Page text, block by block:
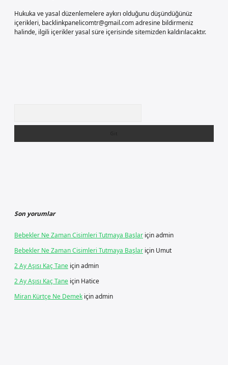
Hukuka ve yasal düzenlemelere aykırı olduğunu düşündüğünüz
içerikleri, backlinkpanelicomtr@gmail.comadresine bildirmeniz
halinde, ilgili içerikler yasal süre içerisinde sitemizden kaldırılacaktır.
Son yorumlar
Bebekler Ne Zaman Cisimleri Tutmaya Başlar içinadmin
Bebekler Ne Zaman Cisimleri Tutmaya Başlar için Umut
2 Ay Aşısı Kaç Tane içinadmin
2 Ay Aşısı Kaç Tane için Hatice
Miran Kürtçe Ne Demek içinadmin